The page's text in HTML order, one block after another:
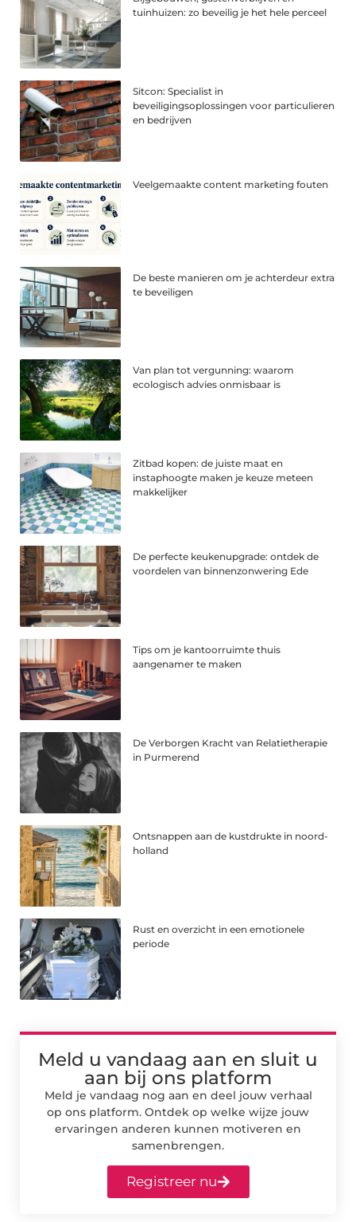
tuinhuizen: zo beveilig je het hele perceel
Sitcon: Specialist in
beveiligingsoplossingen voor particulieren
en bedrijven
Veelgemaakte content marketing fouten
De beste manieren om je achterdeur extra
te beveiligen
Van plan tot vergunning: waarom
ecologisch advies onmisbaar is
Zitbad kopen: de juiste maat en
instaphoogte maken je keuze meteen
makkelijker
De perfecte keukenupgrade: ontdek de
voordelen van binnenzonwering Ede
Tips om je kantoorruimte thuis
aangenamer te maken
De Verborgen Kracht van Relatietherapie
in Purmerend
Ontsnappen aan de kustdrukte in noord-
holland
Rust en overzicht in een emotionele
periode
Meld u vandaag aan en sluit u
aan bij ons platform
Meld je vandaag nog aan en deel jouw verhaal
op ons platform. Ontdek op welke wijze jouw
ervaringen anderen kunnen motiveren en
samenbrengen.
Registreer nu